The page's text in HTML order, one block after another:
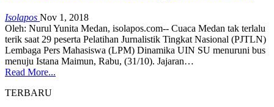
Isolapos Nov 1, 2018
Oleh: Nurul Yunita Medan, isolapos.com-- Cuaca Medan tak terlalu
terik saat 29 peserta Pelatihan Jurnalistik Tingkat Nasional (PJTLN)
Lembaga Pers Mahasiswa (LPM) Dinamika UIN SU menuruni bus
menuju Istana Maimun, Rabu, (31/10). Jajaran…
Read More...
TERBARU